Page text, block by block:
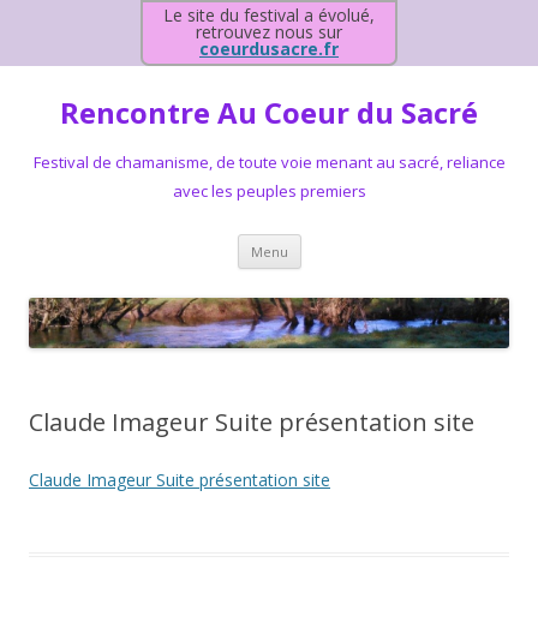
Le site du festival a évolué,
retrouvez nous sur
coeurdusacre.fr
Rencontre Au Coeur du Sacré
Festival de chamanisme, de toute voie menant au sacré, reliance
avec les peuples premiers
Menu Aller au contenu principal
Claude Imageur Suite présentation site
Claude Imageur Suite présentation site